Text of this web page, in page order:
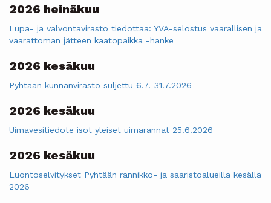
2026 heinäkuu
Lupa- ja valvontavirasto tiedottaa: YVA-selostus vaarallisen ja
vaarattoman jätteen kaatopaikka -hanke
2026 kesäkuu
Pyhtään kunnanvirasto suljettu 6.7.-31.7.2026
2026 kesäkuu
Uimavesitiedote isot yleiset uimarannat 25.6.2026
2026 kesäkuu
Luontoselvitykset Pyhtään rannikko- ja saaristoalueilla kesällä
2026